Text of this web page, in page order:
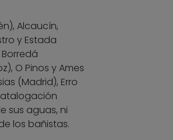
Alcaucín,
y Estada
O Pinos y Ames
(Madrid), Erro
sus aguas, ni
los bañistas.